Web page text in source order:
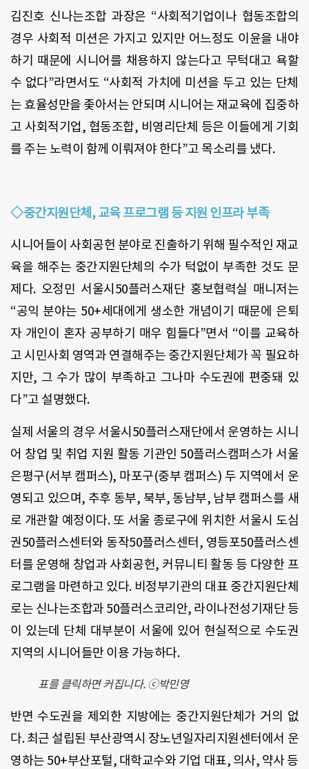
김진호 신나는조합 과장은 “사회적기업이나 협동조합의
경우 사회적 미션은 가지고 있지만 어느정도 이윤을 내야
하기 때문에 시니어를 채용하지 않는다고 무턱대고 욕할
수 없다”라면서도 “사회적 가치에 미션을 두고 있는 단체
는 효율성만을 좇아서는 안되며 시니어는 재교육에 집중하
고 사회적기업, 협동조합, 비영리단체 등은 이들에게 기회
를 주는 노력이 함께 이뤄져야 한다”고 목소리를 냈다.
◇중간지원단체, 교육 프로그램 등 지원 인프라 부족
시니어들이 사회공헌 분야로 진출하기 위해 필수적인 재교
육을 해주는 중간지원단체의 수가 턱없이 부족한 것도 문
제다. 오정민 서울시50플러스재단 홍보협력실 매니저는
“공익 분야는 50+세대에게 생소한 개념이기 때문에 은퇴
자 개인이 혼자 공부하기 매우 힘들다”면서 “이를 교육하
고 시민사회 영역과 연결해주는 중간지원단체가 꼭 필요하
지만, 그 수가 많이 부족하고 그나마 수도권에 편중돼 있
다”고 설명했다.
실제 서울의 경우 서울시50플러스재단에서 운영하는 시니
어 창업 및 취업 지원 활동 기관인 50플러스캠퍼스가 서울
은평구(서부 캠퍼스), 마포구(중부 캠퍼스) 두 지역에서 운
영되고 있으며, 추후 동부, 북부, 동남부, 남부 캠퍼스를 새
로 개관할 예정이다. 또 서울 종로구에 위치한 서울시 도심
권50플러스센터와 동작50플러스센터, 영등포50플러스센
터를 운영해 창업과 사회공헌, 커뮤니티 활동 등 다양한 프
로그램을 마련하고 있다. 비정부기관의 대표 중간지원단체
로는 신나는조합과 50플러스코리안, 라이나전성기재단 등
이 있는데 단체 대부분이 서울에 있어 현실적으로 수도권
지역의 시니어들만 이용 가능하다.
표를 클릭하면 커집니다. ⓒ박민영
반면 수도권을 제외한 지방에는 중간지원단체가 거의 없
다. 최근 설립된 부산광역시 장노년일자리지원센터에서 운
영하는 50+부산포털, 대학교수와 기업 대표, 의사, 약사 등